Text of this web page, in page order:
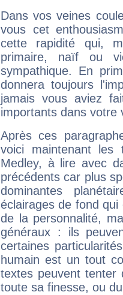
Dans vos veines
vous cet
cette rapidité qui,
primaire, naïf ou
sympathique. En
donnera toujours
jamais vous aviez
importants dans votre
Après ces
voici maintenant les
Medley, à lire avec
précédents car plus
dominantes
éclairages de fond
de la personnalité,
généraux : ils
certaines
humain est un tout
textes peuvent tenter
toute sa finesse, ou